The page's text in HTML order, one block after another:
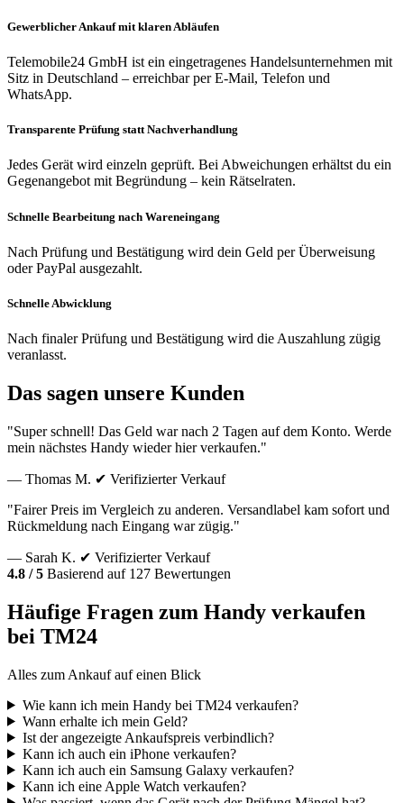
Gewerblicher Ankauf mit klaren Abläufen
Telemobile24 GmbH ist ein eingetragenes Handelsunternehmen mit
Sitz in Deutschland – erreichbar per E-Mail, Telefon und
WhatsApp.
Transparente Prüfung statt Nachverhandlung
Jedes Gerät wird einzeln geprüft. Bei Abweichungen erhältst du ein
Gegenangebot mit Begründung – kein Rätselraten.
Schnelle Bearbeitung nach Wareneingang
Nach Prüfung und Bestätigung wird dein Geld per Überweisung
oder PayPal ausgezahlt.
Schnelle Abwicklung
Nach finaler Prüfung und Bestätigung wird die Auszahlung zügig
veranlasst.
Das sagen unsere Kunden
"Super schnell! Das Geld war nach 2 Tagen auf dem Konto. Werde
mein nächstes Handy wieder hier verkaufen."
— Thomas M. ✔ Verifizierter Verkauf
"Fairer Preis im Vergleich zu anderen. Versandlabel kam sofort und
Rückmeldung nach Eingang war zügig."
— Sarah K. ✔ Verifizierter Verkauf
4.8 / 5 Basierend auf 127 Bewertungen
Häufige Fragen zum Handy verkaufen
bei TM24
Alles zum Ankauf auf einen Blick
Wie kann ich mein Handy bei TM24 verkaufen?
Wann erhalte ich mein Geld?
Ist der angezeigte Ankaufspreis verbindlich?
Kann ich auch ein iPhone verkaufen?
Kann ich auch ein Samsung Galaxy verkaufen?
Kann ich eine Apple Watch verkaufen?